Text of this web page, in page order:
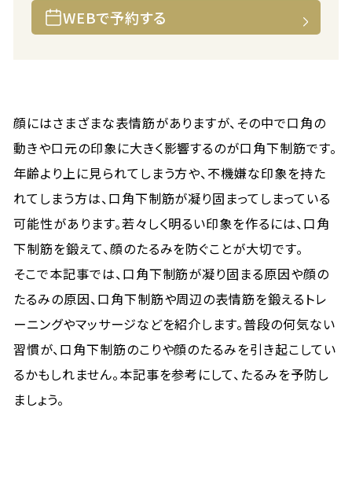
WEBで予約する
顔にはさまざまな表情筋がありますが、その中で口角の
動きや口元の印象に大きく影響するのが口角下制筋です。
年齢より上に見られてしまう方や、不機嫌な印象を持た
れてしまう方は、口角下制筋が凝り固まってしまっている
可能性があります。若々しく明るい印象を作るには、口角
下制筋を鍛えて、顔のたるみを防ぐことが大切です。
そこで本記事では、口角下制筋が凝り固まる原因や顔の
たるみの原因、口角下制筋や周辺の表情筋を鍛えるトレ
ーニングやマッサージなどを紹介します。普段の何気ない
習慣が、口角下制筋のこりや顔のたるみを引き起こしてい
るかもしれません。本記事を参考にして、たるみを予防し
ましょう。